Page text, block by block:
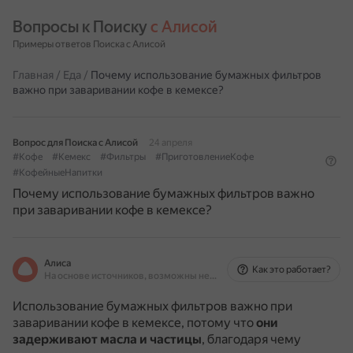
Вопросы к Поиску с Алисой
Примеры ответов Поиска с Алисой
Главная / Еда / Почему использование бумажных фильтров
важно при заваривании кофе в кемексе?
Вопрос для Поиска с Алисой
24 апреля
#Кофе
#Кемекс #Фильтры
#ПриготовлениеКофе
#КофейныеНапитки
Почему использование бумажных фильтров важно
при заваривании кофе в кемексе?
Алиса
На основе источников, возможны неточности
Как это работает?
Использование бумажных фильтров важно при
заваривании кофе в кемексе, потому чтоони
задерживают масла и частицы, благодаря чему